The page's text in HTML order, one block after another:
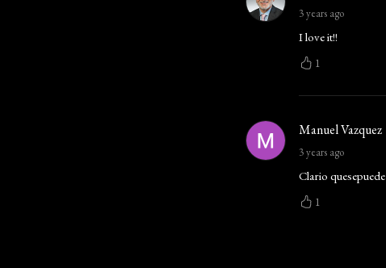
3 years ago
I love it!!
1
Manuel Vazquez
3 years ago
Clario quesepuede
1